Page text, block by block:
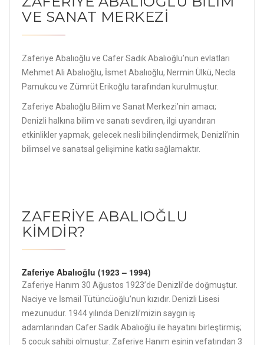
VE SANAT MERKEZİ
Zaferiye Abalıoğlu ve Cafer Sadık Abalıoğlu’nun evlatları
Mehmet Ali Abalıoğlu, İsmet Abalıoğlu, Nermin Ülkü, Necla
Pamukcu ve Zümrüt Erikoğlu tarafından kurulmuştur.
Zaferiye Abalıoğlu Bilim ve Sanat Merkezi’nin amacı;
Denizli halkına bilim ve sanatı sevdiren, ilgi uyandıran
etkinlikler yapmak, gelecek nesli bilinçlendirmek, Denizli’nin
bilimsel ve sanatsal gelişimine katkı sağlamaktır.
ZAFERİYE ABALIOĞLU
KİMDİR?
Zaferiye Abalıoğlu (1923 – 1994)
Zaferiye Hanım 30 Ağustos 1923’de Denizli’de doğmuştur.
Naciye ve İsmail Tütüncüoğlu’nun kızıdır. Denizli Lisesi
mezunudur. 1944 yılında Denizli’mizin saygın iş
adamlarından Cafer Sadık Abalıoğlu ile hayatını birleştirmiş;
5 çocuk sahibi olmuştur. Zaferiye Hanım eşinin vefatından 3